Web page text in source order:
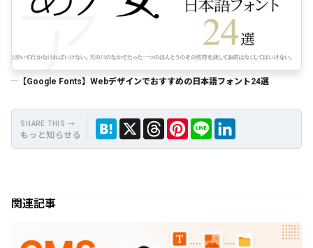
【Google Fonts】Webデザインでおすすめの日本語フォント24選
もっと知らせる
Hate
Thre 保
Link
関連記事